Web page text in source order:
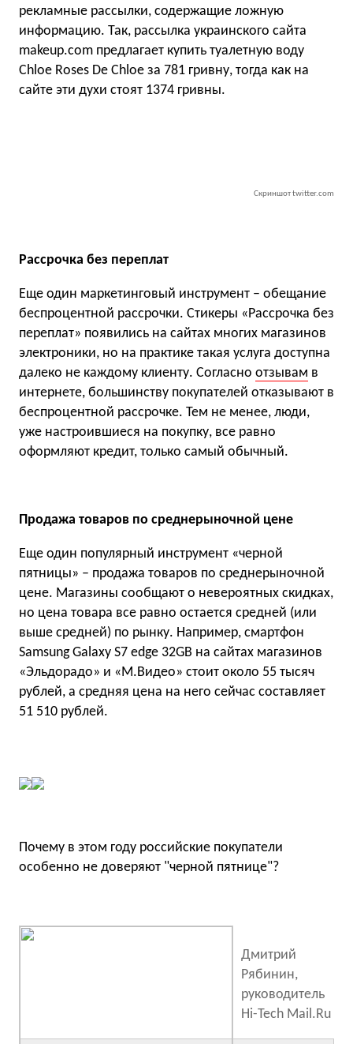
рекламные рассылки, содержащие ложную
информацию. Так, рассылка украинского сайта
makeup.com предлагает купить туалетную воду
Сhloe Roses De Chloe за 781 гривну, тогда как на
сайте эти духи стоят 1374 гривны.
Скриншот twitter.com
Рассрочка без переплат
Еще один маркетинговый инструмент – обещание
беспроцентной рассрочки. Стикеры «Рассрочка без
переплат» появились на сайтах многих магазинов
электроники, но на практике такая услуга доступна
далеко не каждому клиенту. Согласно отзывам в
интернете, большинству покупателей отказывают в
беспроцентной рассрочке. Тем не менее, люди,
уже настроившиеся на покупку, все равно
оформляют кредит, только самый обычный.
Продажа товаров по среднерыночной цене
Еще один популярный инструмент «черной
пятницы» – продажа товаров по среднерыночной
цене. Магазины сообщают о невероятных скидках,
но цена товара все равно остается средней (или
выше средней) по рынку. Например, смартфон
Samsung Galaxy S7 edge 32GB на сайтах магазинов
«Эльдорадо» и «М.Видео» стоит около 55 тысяч
рублей, а средняя цена на него сейчас составляет
51 510 рублей.
Почему в этом году российские покупатели
особенно не доверяют "черной пятнице"?
Дмитрий
Рябинин,
руководитель
Hi-Tech Mail.Ru